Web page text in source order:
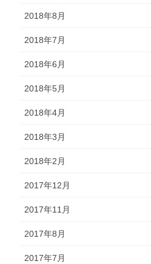
2018年8月
2018年7月
2018年6月
2018年5月
2018年4月
2018年3月
2018年2月
2017年12月
2017年11月
2017年8月
2017年7月